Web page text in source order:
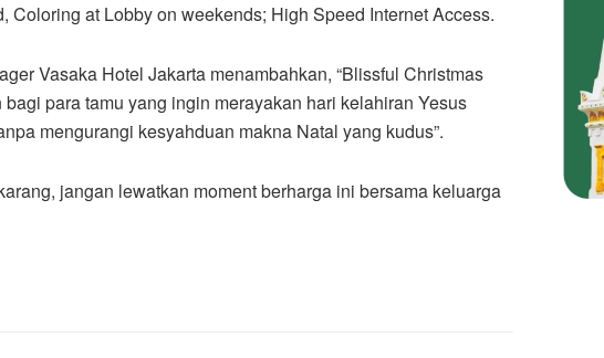
Coloring at Lobby on weekends; High Speed Internet Access.
Vasaka Hotel Jakarta menambahkan, “Blissful Christmas
para tamu yang ingin merayakan hari kelahiran Yesus
mengurangi kesyahduan makna Natal yang kudus”.
jangan lewatkan moment berharga ini bersama keluarga